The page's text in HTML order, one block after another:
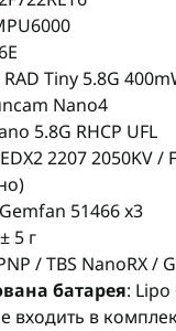
RAD Tiny 5.8G
Nano4
5.8G RHCP UFL
2207 2050KV /
51466 x3
5 г
/ TBS NanoRX /
батарея: Lipo
входить в